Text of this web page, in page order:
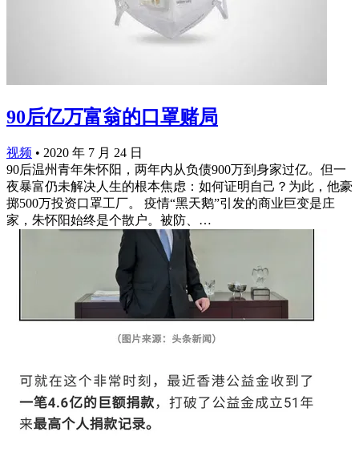
90后亿万富翁的口罩赌局
视频 • 2020 年 7 月 24 日
90后温州青年朱怀阳，两年内从负债900万到身家过亿。但一
夜暴富仍未解决人生的根本焦虑：如何证明自己？为此，他豪
掷500万投资口罩工厂。 疫情“黑天鹅”引发的商业巨变是庄
家，朱怀阳始终是个散户。被防、…